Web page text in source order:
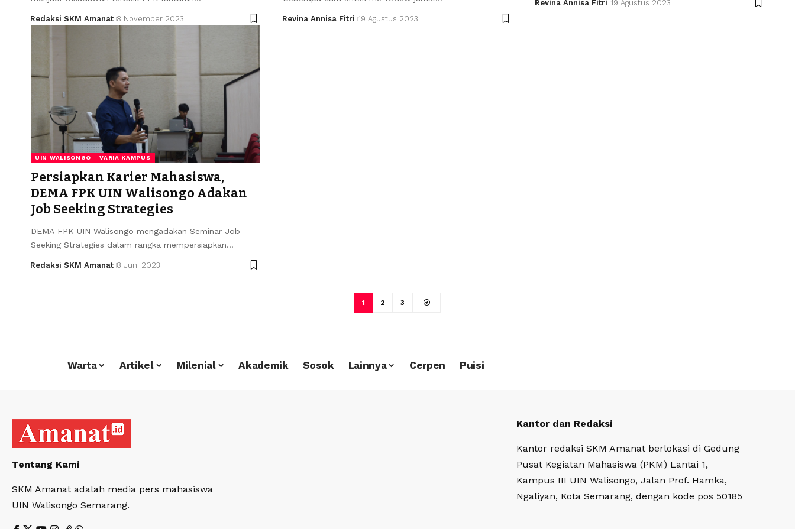
Redaksi SKM Amanat 8 November 2023 Revina Annisa Fitri 19 Agustus 2023
Revina Annisa Fitri 19 Agustus 2023
UIN WALISONGO VARIA KAMPUS
Persiapkan Karier Mahasiswa,
DEMA FPK UIN Walisongo Adakan
Job Seeking Strategies
DEMA FPK UIN Walisongo mengadakan Seminar Job
Seeking Strategies dalam rangka mempersiapkan…
Redaksi SKM Amanat 8 Juni 2023
1 2 3
Warta Artikel Milenial Akademik Sosok Lainnya Cerpen Puisi
Tentang Kami
SKM Amanat adalah media pers mahasiswa
UIN Walisongo Semarang.
Kantor dan Redaksi
Kantor redaksi SKM Amanat berlokasi di Gedung
Pusat Kegiatan Mahasiswa (PKM) Lantai 1,
Kampus III UIN Walisongo, Jalan Prof. Hamka,
Ngaliyan, Kota Semarang, dengan kode pos 50185